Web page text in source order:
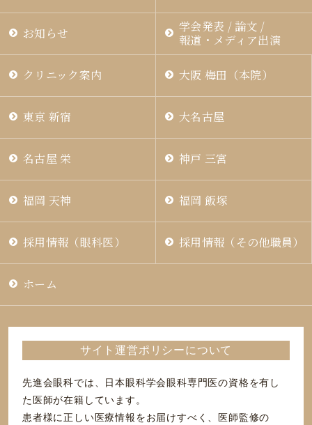
お知らせ
学会発表 / 論文 /
報道・メディア出演
クリニック案内 大阪 梅田（本院）
東京 新宿 大名古屋
名古屋 栄 神戸 三宮
福岡 天神 福岡 飯塚
採用情報（眼科医） 採用情報（その他職員）
ホーム
サイト運営ポリシーについて
先進会眼科では、日本眼科学会眼科専門医の資格を有し
た医師が在籍しています。
患者様に正しい医療情報をお届けすべく、医師監修の